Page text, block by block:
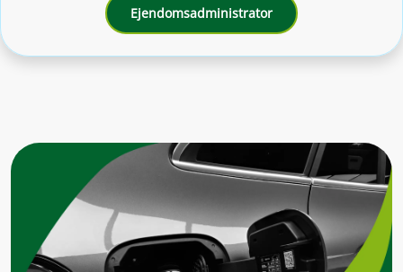
Ejendomsadministrator